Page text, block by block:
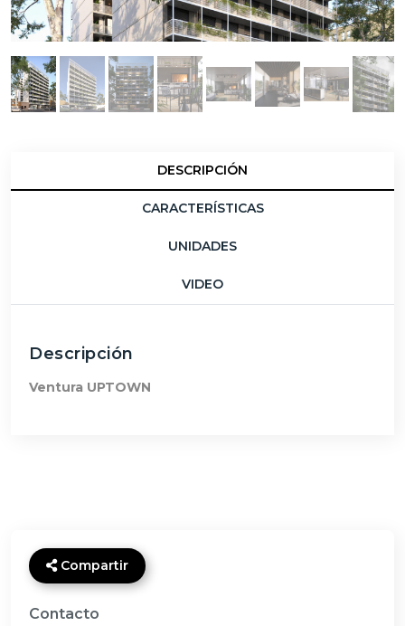
DESCRIPCIÓN
CARACTERÍSTICAS
UNIDADES
VIDEO
Descripción
Ventura UPTOWN
Compartir
Contacto